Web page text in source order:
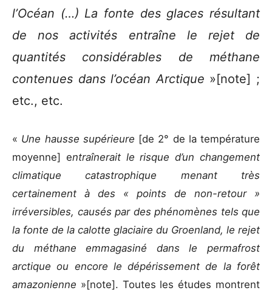
l’Océan (…) La fonte des glaces résultant
de nos activités entraîne le rejet de
quantités considérables de méthane
contenues dans l’océan Arctique »[note] ;
etc., etc.
« Une hausse supérieure [de 2° de la température
moyenne] entraînerait le risque d’un changement
climatique catastrophique menant très
certainement à des « points de non-retour »
irréversibles, causés par des phénomènes tels que
la fonte de la calotte glaciaire du Groenland, le rejet
du méthane emmagasiné dans le permafrost
arctique ou encore le dépérissement de la forêt
amazonienne »[note]. Toutes les études montrent